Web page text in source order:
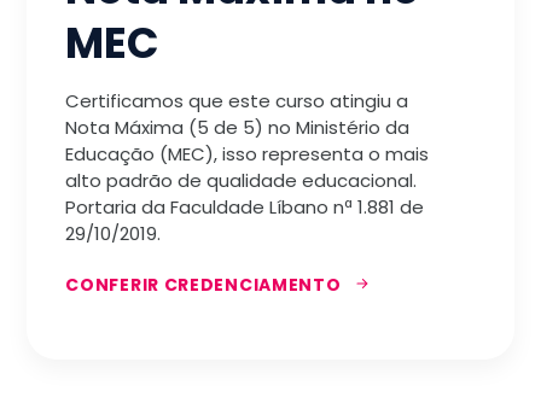
MEC
Certificamos que este curso atingiu a
Nota Máxima (5 de 5) no Ministério da
Educação (MEC), isso representa o mais
alto padrão de qualidade educacional.
Portaria da Faculdade Líbano nª 1.881 de
29/10/2019.
CONFERIR CREDENCIAMENTO